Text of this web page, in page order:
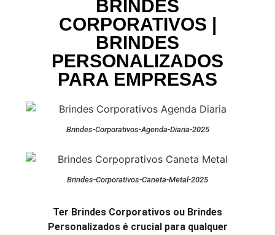
BRINDES
CORPORATIVOS |
BRINDES
PERSONALIZADOS
PARA EMPRESAS
Brindes-Corporativos-Agenda-Diaria-2025
Brindes-Corporativos-Caneta-Metal-2025
Ter Brindes Corporativos ou Brindes
Personalizados é crucial para qualquer